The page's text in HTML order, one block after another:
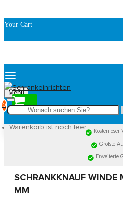
Your Cart
Menu
0
Warenkorb ist noch leer
Kostenloser
Größte
Erweiterte
SCHRANKKNAUF WINDE
MM